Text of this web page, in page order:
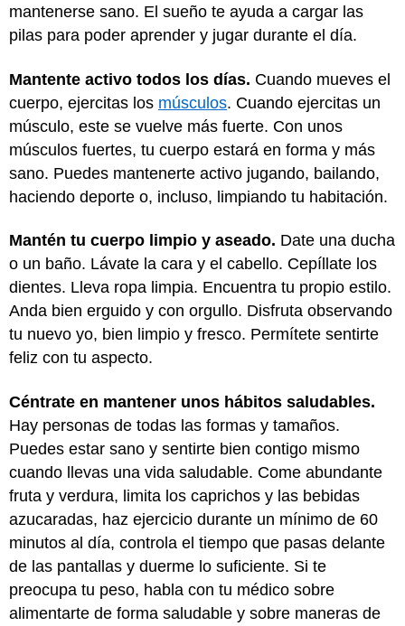
mantenerse sano. El sueño te ayuda a cargar las
pilas para poder aprender y jugar durante el día.
Mantente activo todos los días. Cuando mueves el
cuerpo, ejercitas los músculos. Cuando ejercitas un
músculo, este se vuelve más fuerte. Con unos
músculos fuertes, tu cuerpo estará en forma y más
sano. Puedes mantenerte activo jugando, bailando,
haciendo deporte o, incluso, limpiando tu habitación.
Mantén tu cuerpo limpio y aseado. Date una ducha
o un baño. Lávate la cara y el cabello. Cepíllate los
dientes. Lleva ropa limpia. Encuentra tu propio estilo.
Anda bien erguido y con orgullo. Disfruta observando
tu nuevo yo, bien limpio y fresco. Permítete sentirte
feliz con tu aspecto.
Céntrate en mantener unos hábitos saludables.
Hay personas de todas las formas y tamaños.
Puedes estar sano y sentirte bien contigo mismo
cuando llevas una vida saludable. Come abundante
fruta y verdura, limita los caprichos y las bebidas
azucaradas, haz ejercicio durante un mínimo de 60
minutos al día, controla el tiempo que pasas delante
de las pantallas y duerme lo suficiente. Si te
preocupa tu peso, habla con tu médico sobre
alimentarte de forma saludable y sobre maneras de